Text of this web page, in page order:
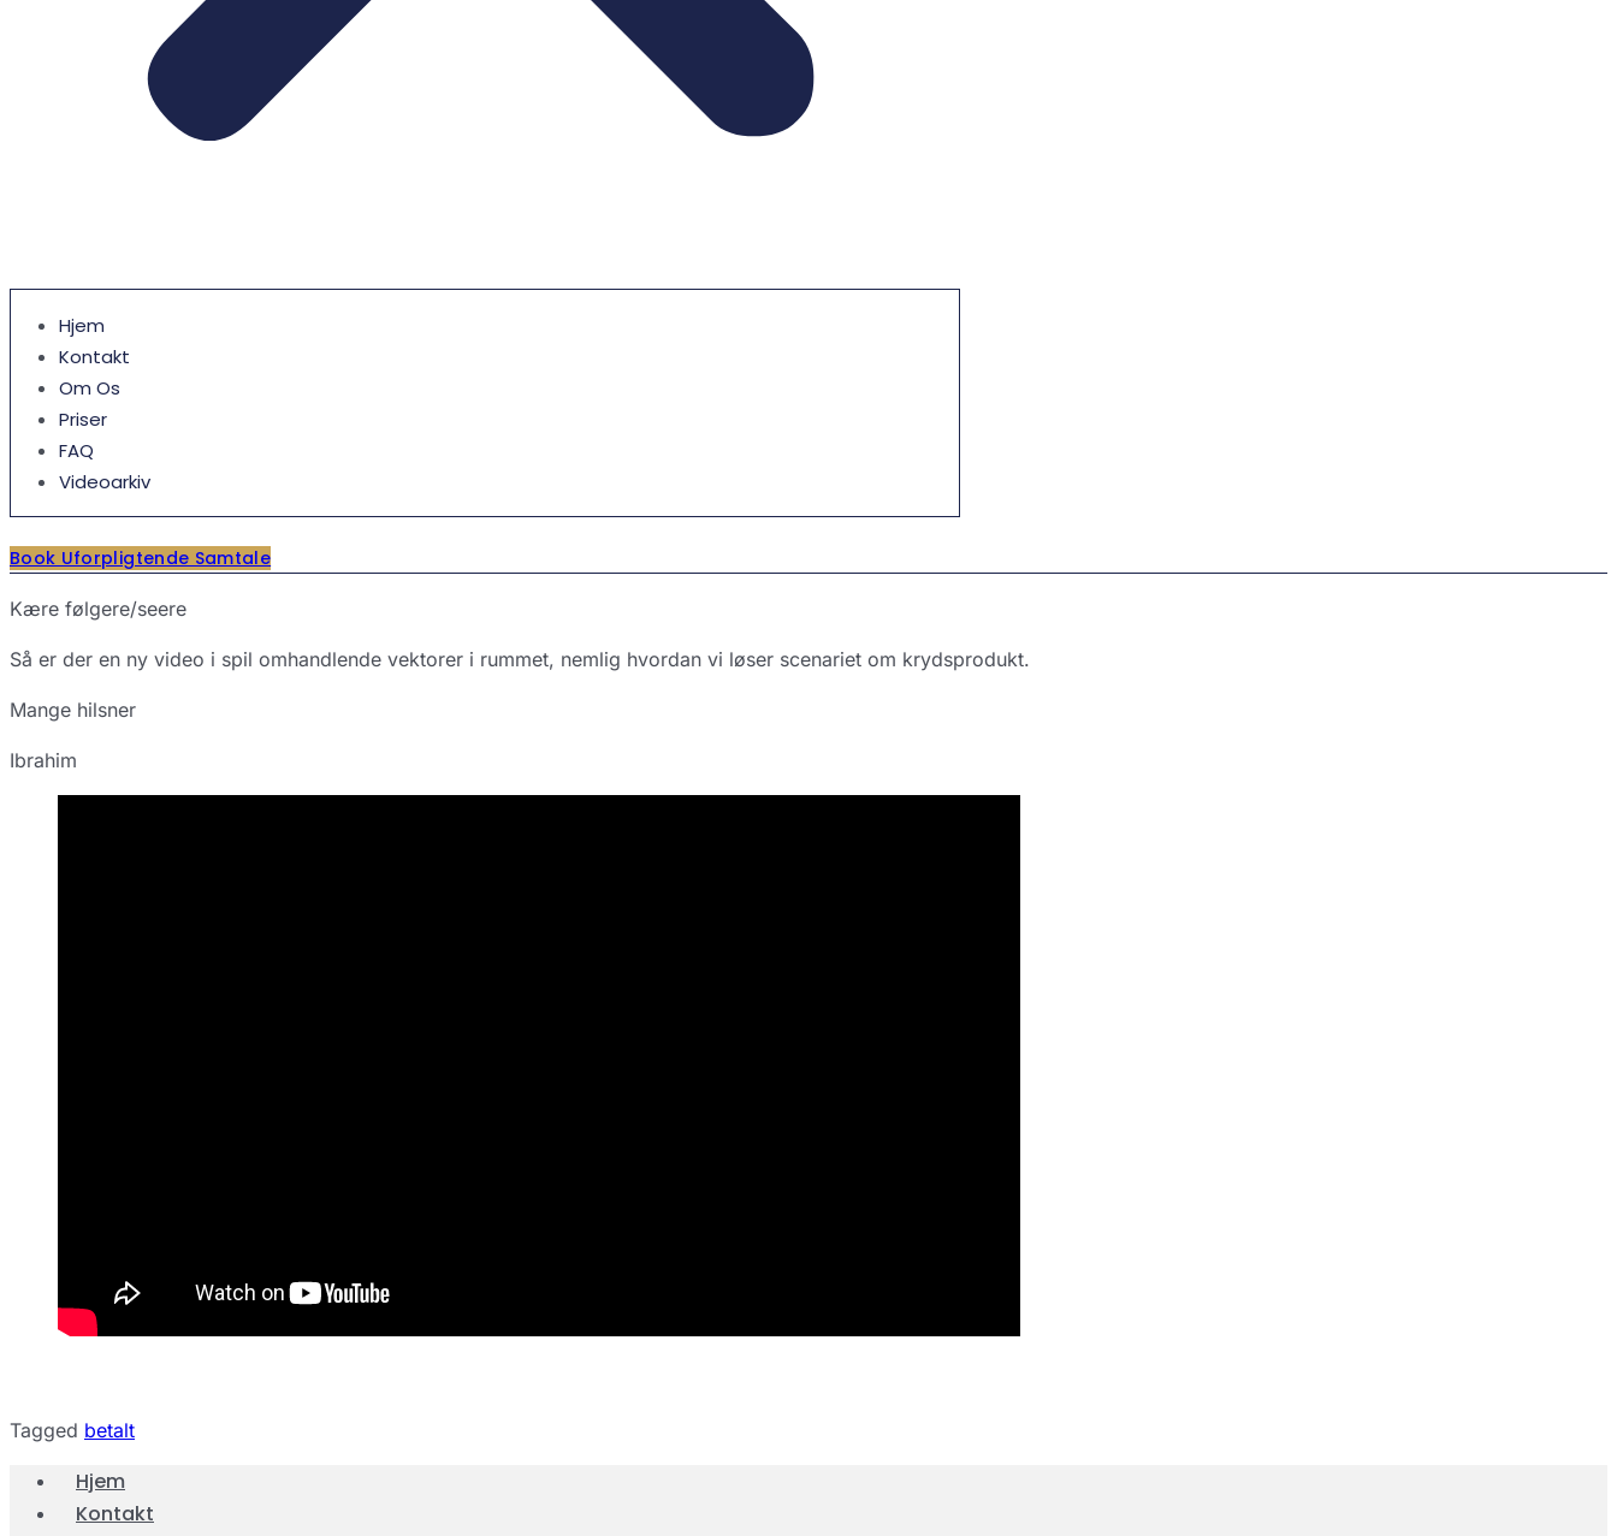
Hjem
Kontakt
Om Os
Priser
FAQ
Videoarkiv
Book Uforpligtende Samtale
Kære følgere/seere
Så er der en ny video i spil omhandlende vektorer i rummet, nemlig hvordan vi løser scenariet om krydsprodukt.
Mange hilsner
Ibrahim
Tagged betalt
Hjem
Kontakt